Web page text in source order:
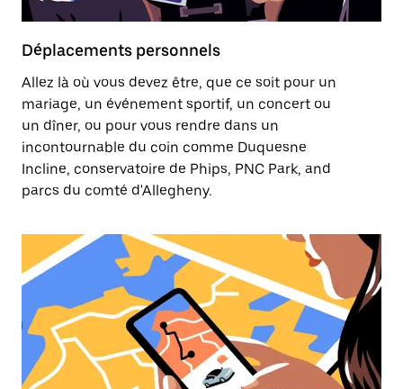
Déplacements personnels
Allez là où vous devez être, que ce soit pour un
mariage, un événement sportif, un concert ou
un dîner, ou pour vous rendre dans un
incontournable du coin comme Duquesne
Incline, conservatoire de Phips, PNC Park, and
parcs du comté d'Allegheny.